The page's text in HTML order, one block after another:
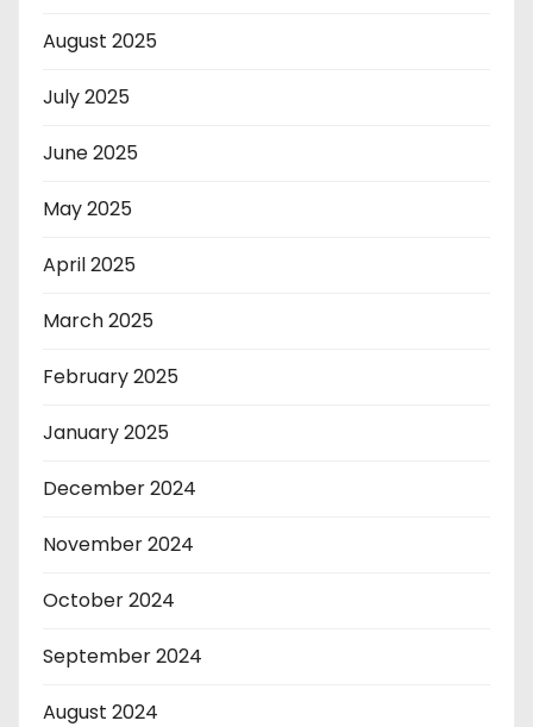
August 2025
July 2025
June 2025
May 2025
April 2025
March 2025
February 2025
January 2025
December 2024
November 2024
October 2024
September 2024
August 2024